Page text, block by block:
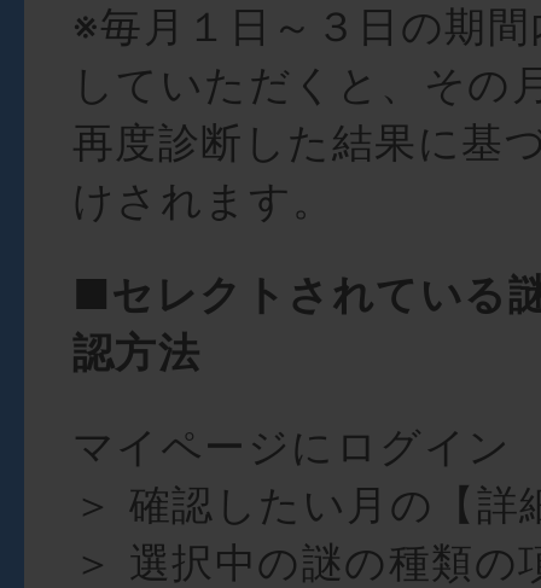
※毎月１日～３日の期
していただくと、その
再度診断した結果に基
けされます。
■セレクトされている
認方法
マイページにログイン
＞ 確認したい月の【詳
＞ 選択中の謎の種類の